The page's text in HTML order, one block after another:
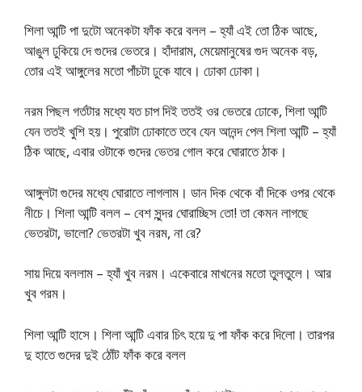
শিলা আন্টি পা দুটো অনেকটা ফাঁক করে বলল – হ্যাঁ এই তো ঠিক আছে,
আঙুল ঢুকিয়ে দে গুদের ভেতরে। হাঁদারাম, মেয়েমানুষের গুদ অনেক বড়,
তোর এই আঙ্গুলের মতো পাঁচটা ঢুকে যাবে। ঢোকা ঢোকা।
নরম পিছল গর্তটার মধ্যে যত চাপ দিই ততই ওর ভেতরে ঢোকে, শিলা আন্টি
যেন ততই খুশি হয়। পুরোটা ঢোকাতে তবে যেন আনন্দ পেল শিলা আন্টি – হ্যাঁ
ঠিক আছে, এবার ওটাকে গুদের ভেতর গোল করে ঘোরাতে ঠাক।
আঙ্গুলটা গুদের মধ্যে ঘোরাতে লাগলাম। ডান দিক থেকে বাঁ দিকে ওপর থেকে
নীচে। শিলা আন্টি বলল – বেশ সুন্দর ঘোরাচ্ছিস তো! তা কেমন লাগছে
ভেতরটা, ভালো? ভেতরটা খুব নরম, না রে?
সায় দিয়ে বললাম – হ্যাঁ খুব নরম। একেবারে মাখনের মতো তুলতুলে। আর
খুব গরম।
শিলা আন্টি হাসে। শিলা আন্টি এবার চিৎ হয়ে দু পা ফাঁক করে দিলো। তারপর
দু হাতে গুদের দুই ঠোঁট ফাঁক করে বলল